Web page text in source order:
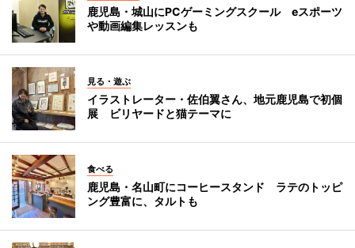
鹿児島・城山にPCゲーミングスクール eスポーツ
や動画編集レッスンも
見る・遊ぶ
イラストレーター・佐伯翼さん、地元鹿児島で初個
展 ビリヤードと猫テーマに
食べる
鹿児島・名山町にコーヒースタンド ラテのトッピ
ング豊富に、タルトも